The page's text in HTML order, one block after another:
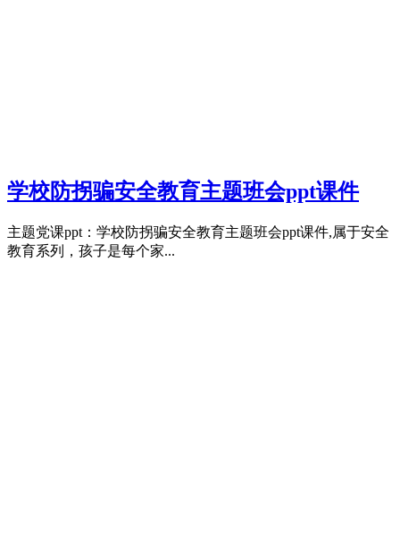
学校防拐骗安全教育主题班会ppt课件
主题党课ppt：学校防拐骗安全教育主题班会ppt课件,属于安全
教育系列，孩子是每个家...